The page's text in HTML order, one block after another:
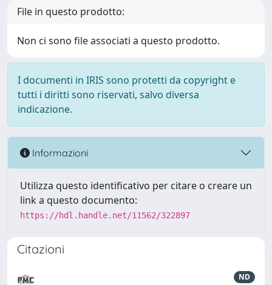
File in questo prodotto:
Non ci sono file associati a questo prodotto.
I documenti in IRIS sono protetti da copyright e
tutti i diritti sono riservati, salvo diversa
indicazione.
Informazioni
Utilizza questo identificativo per citare o creare un
link a questo documento:
https://hdl.handle.net/11562/322897
Citazioni
ND